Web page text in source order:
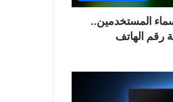
المستخدمين..
رقم الهاتف